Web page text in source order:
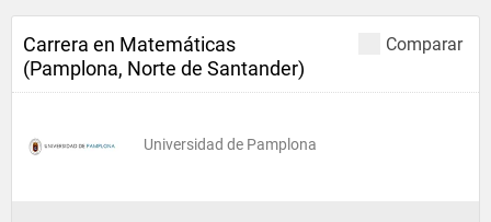
Comparar
Carrera en Matemáticas
(Pamplona, Norte de Santander)
Universidad de Pamplona